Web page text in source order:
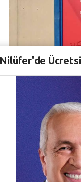
Nilüfer'de